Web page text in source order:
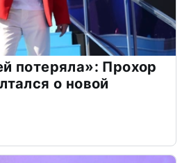
потеряла»: Прохор
о новой